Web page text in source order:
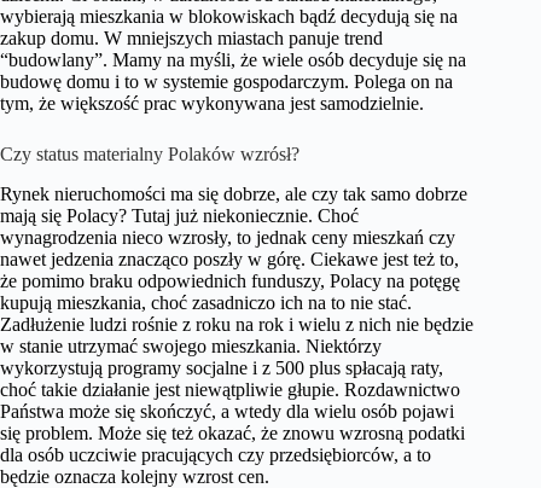
wybierają mieszkania w blokowiskach bądź decydują się na
zakup domu. W mniejszych miastach panuje trend
“budowlany”. Mamy na myśli, że wiele osób decyduje się na
budowę domu i to w systemie gospodarczym. Polega on na
tym, że większość prac wykonywana jest samodzielnie.
Czy status materialny Polaków wzrósł?
Rynek nieruchomości ma się dobrze, ale czy tak samo dobrze
mają się Polacy? Tutaj już niekoniecznie. Choć
wynagrodzenia nieco wzrosły, to jednak ceny mieszkań czy
nawet jedzenia znacząco poszły w górę. Ciekawe jest też to,
że pomimo braku odpowiednich funduszy, Polacy na potęgę
kupują mieszkania, choć zasadniczo ich na to nie stać.
Zadłużenie ludzi rośnie z roku na rok i wielu z nich nie będzie
w stanie utrzymać swojego mieszkania. Niektórzy
wykorzystują programy socjalne i z 500 plus spłacają raty,
choć takie działanie jest niewątpliwie głupie. Rozdawnictwo
Państwa może się skończyć, a wtedy dla wielu osób pojawi
się problem. Może się też okazać, że znowu wzrosną podatki
dla osób uczciwie pracujących czy przedsiębiorców, a to
będzie oznacza kolejny wzrost cen.